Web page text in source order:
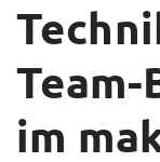
im